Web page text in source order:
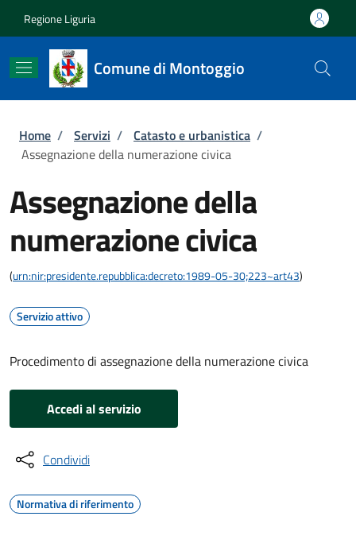
Regione Liguria
Comune di Montoggio
Briciole di pane
Home / Servizi / Catasto e urbanistica /
Assegnazione della numerazione civica
Assegnazione della
numerazione civica
(urn:nir:presidente.repubblica:decreto:1989-05-30;223~art43)
Servizio attivo
Procedimento di assegnazione della numerazione civica
Accedi al servizio
Condividi
Normativa di riferimento